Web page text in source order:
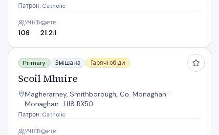
Патрон: Catholic
УЧНІВ
106
PTR
21.2:1
Scoil Mhuire
Primary Змішана Гарячі обіди
Scoil Mhuire
Magherarney, Smithborough, Co. Monaghan ·
Monaghan · H18 RX50
Патрон: Catholic
УЧНІВ PTR